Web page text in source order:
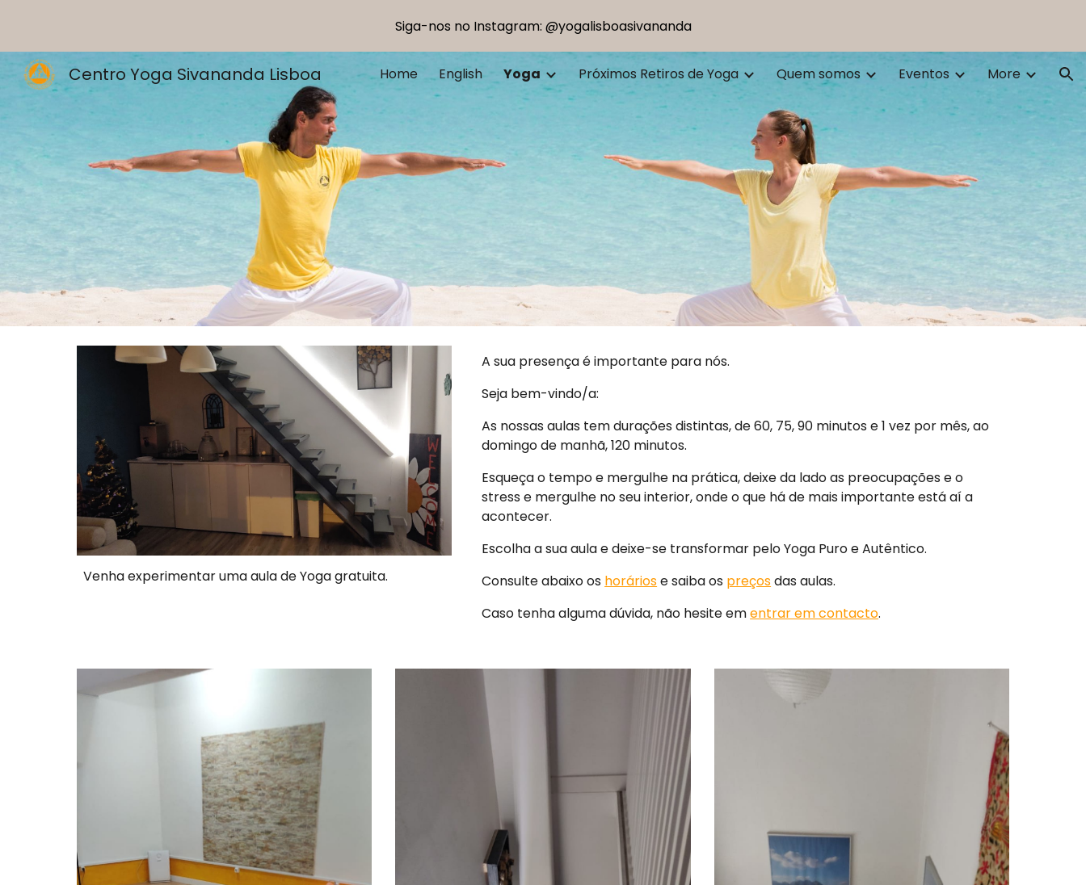
Skip to main content Skip to navigation
Siga-nos no Instagram: @yogalisboasivananda
Centro Yoga Sivananda Lisboa Home English Yoga Próximos Retiros de Yoga Quem somos Eventos More
Venha experimentar uma aula de Yoga gratuita.
A sua presença é importante para nós.
Seja bem-vindo/a:
As nossas aulas tem durações distintas, de60, 75,90 minutos e 1 vez por mês, ao
domingo de manhã,120 minutos.
Esqueça o tempo e mergulhe na prática, deixe da lado as preocupações e o
stress e mergulhe no seu interior, onde o que há de mais importante está aí a
acontecer.
Escolha a sua aulae deixe-se transformar pelo Yoga Puro e Autêntico.
Consulte abaixo os horáriose saiba os preçosdas aulas.
Caso tenha alguma dúvida, não hesite ementrar em contacto.